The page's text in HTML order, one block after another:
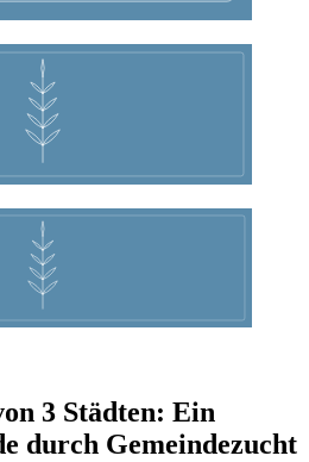
3 Städten: Ein
durch Gemeindezucht